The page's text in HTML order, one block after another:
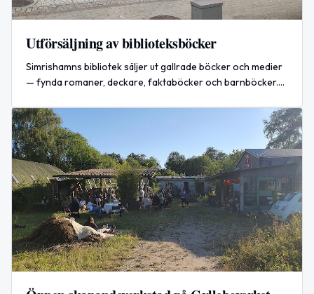
Utförsäljning av biblioteksböcker
Simrishamns bibliotek säljer ut gallrade böcker och medier
— fynda romaner, deckare, faktaböcker och barnböcker.